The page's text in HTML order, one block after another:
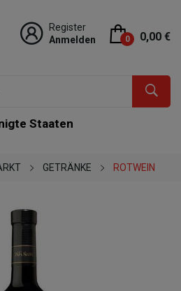
Register
Anmelden
0 0,00 €
Staaten
GETRÄNKE ROTWEIN